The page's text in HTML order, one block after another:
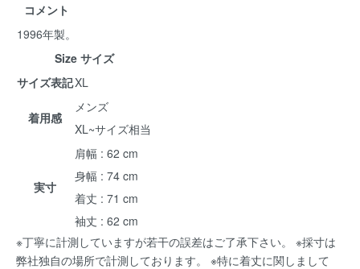
コメント
1996年製。
Size サイズ
サイズ表記XL
着用感
メンズ
XL~サイズ相当
実寸
肩幅 : 62 cm
身幅 : 74 cm
着丈 : 71 cm
袖丈 : 62 cm
※丁寧に計測していますが若干の誤差はご了承下さい。 ※採寸は
弊社独自の場所で計測しております。 ※特に着丈に関しまして